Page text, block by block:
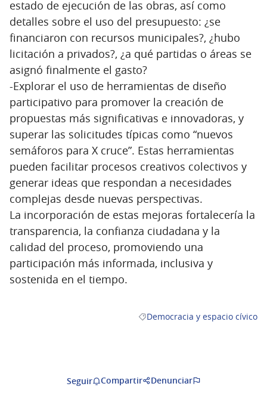
estado de ejecución de las obras, así como
detalles sobre el uso del presupuesto: ¿se
financiaron con recursos municipales?, ¿hubo
licitación a privados?, ¿a qué partidas o áreas se
asignó finalmente el gasto?
-Explorar el uso de herramientas de diseño
participativo para promover la creación de
propuestas más significativas e innovadoras, y
superar las solicitudes típicas como “nuevos
semáforos para X cruce”. Estas herramientas
pueden facilitar procesos creativos colectivos y
generar ideas que respondan a necesidades
complejas desde nuevas perspectivas.
La incorporación de estas mejoras fortalecería la
transparencia, la confianza ciudadana y la
calidad del proceso, promoviendo una
participación más informada, inclusiva y
sostenida en el tiempo.
Resultados al filtrar por la
Democracia y espacio cívico
Seguir Compartir Denunciar